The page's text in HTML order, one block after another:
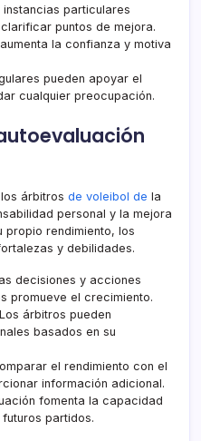
instancias particulares
puntos de mejora.
la confianza y motiva
pueden apoyar el
cualquier preocupación.
árbitros de voleibol de la
personal y la mejora
propio rendimiento, los
y debilidades.
decisiones y acciones
promueve el crecimiento.
Los árbitros pueden
basados en su
el rendimiento con el
información adicional.
fomenta la capacidad
partidos.